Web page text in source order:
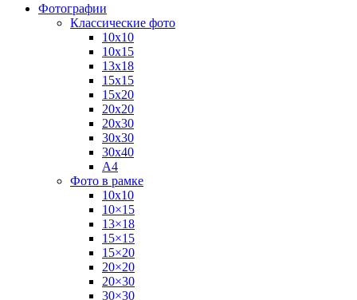
Фотографии
Классические фото
10х10
10х15
13х18
15х15
15х20
20х20
20х30
30х30
30х40
А4
Фото в рамке
10х10
10×15
13×18
15×15
15×20
20×20
20×30
30×30